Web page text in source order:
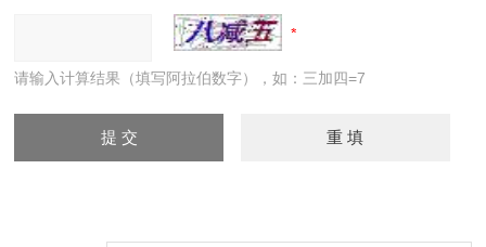
请输入计算结果（填写阿拉伯数字），如：三加四=7